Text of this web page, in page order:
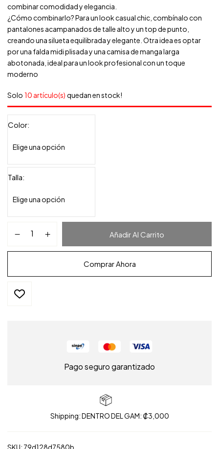
combinar comodidad y elegancia.
¿Cómo combinarlo? Para un look casual chic, combínalo con
pantalones acampanados de talle alto y un top de punto,
creando una silueta equilibrada y elegante. Otra idea es optar
por una falda midi plisada y una camisa de manga larga
abotonada, ideal para un look profesional con un toque
moderno
Solo 10 artículo(s) quedan en stock!
Color
Talla
Añadir Al Carrito
Comprar Ahora
Pago seguro garantizado
Shipping: DENTRO DEL GAM: ₡3,000
SKU: 79d128d7580b